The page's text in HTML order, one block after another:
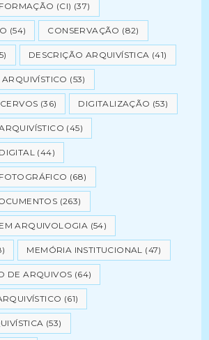
(CI) (37)
(54) CONSERVAÇÃO (82)
DESCRIÇÃO ARQUIVÍSTICA (41)
(53)
(36) DIGITALIZAÇÃO (53)
(45)
(44)
(68)
(263)
ARQUIVOLOGIA (54)
MEMÓRIA INSTITUCIONAL (47)
DE ARQUIVOS (64)
(61)
(53)